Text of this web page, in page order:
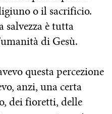
o il sacrificio.
salvezza è tutta
di Gesù.
questa percezione
anzi, una certa
dei fioretti, delle